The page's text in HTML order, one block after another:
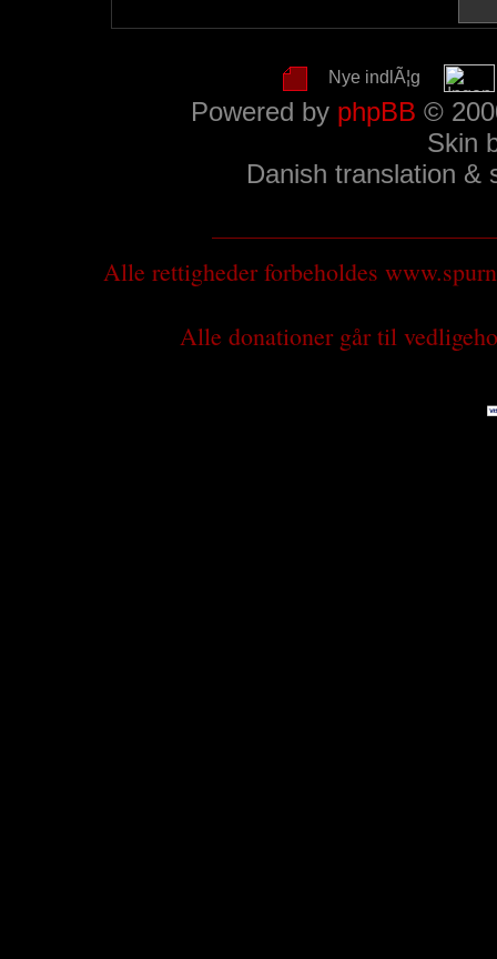
Nye indlÃ¦g
Powered by phpBB ©
Skin
Danish translation &
Alle rettigheder forbeholdes
Alle donationer går til